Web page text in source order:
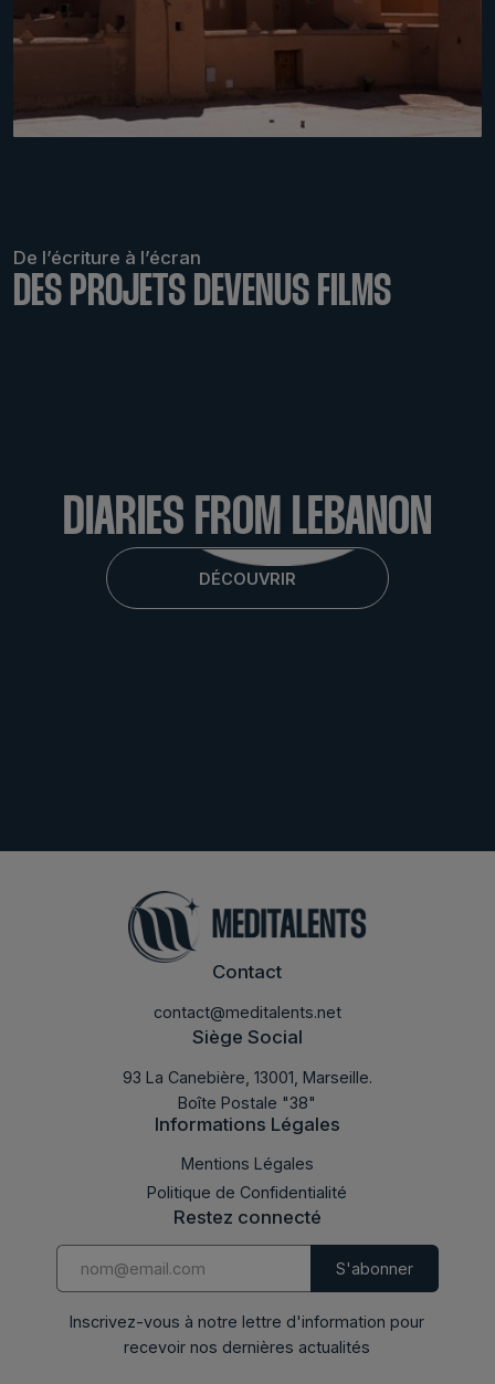
LABMED 2016
De l’écriture à l’écran
DES PROJETS DEVENUS FILMS
DIARIES FROM LEBANON
DÉCOUVRIR
Contact
contact@meditalents.net
Siège Social
93 La Canebière, 13001, Marseille.
Boîte Postale "38"
Informations Légales
Mentions Légales
Politique de Confidentialité
Restez connecté
Inscrivez-vous à notre lettre d'information pour
recevoir nos dernières actualités